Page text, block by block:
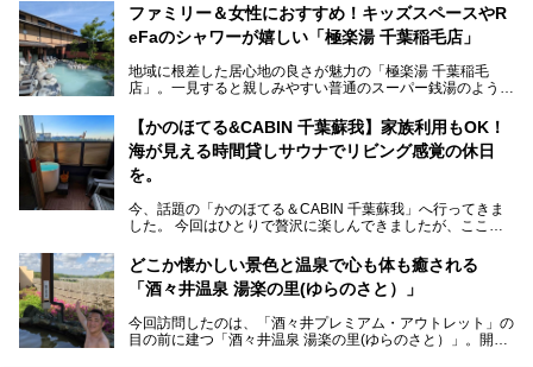
ファミリー＆女性におすすめ！キッズスペースやR
eFaのシャワーが嬉しい「極楽湯 千葉稲毛店」
地域に根差した居心地の良さが魅力の「極楽湯 千葉稲毛
店」。一見すると親しみやすい普通のスーパー銭湯のようで
隠…
【かのほてる&CABIN 千葉蘇我】家族利用もOK！
海が見える時間貸しサウナでリビング感覚の休日
を。
今、話題の「かのほてる＆CABIN 千葉蘇我」へ行ってきま
した。 今回はひとりで贅沢に楽しんできましたが、ここは
どこか懐かしい景色と温泉で心も体も癒される
「酒々井温泉 湯楽の里(ゆらのさと）」
今回訪問したのは、「酒々井プレミアム・アウトレット」の
目の前に建つ「酒々井温泉 湯楽の里(ゆらのさと）」。開放